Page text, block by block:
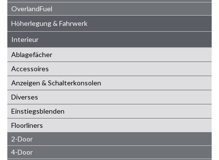
OverlandFuel
Höherlegung & Fahrwerk
Interieur
Ablagefächer
Accessoires
Anzeigen & Schalterkonsolen
Diverses
Einstiegsblenden
Floorliners
2-Door
4-Door